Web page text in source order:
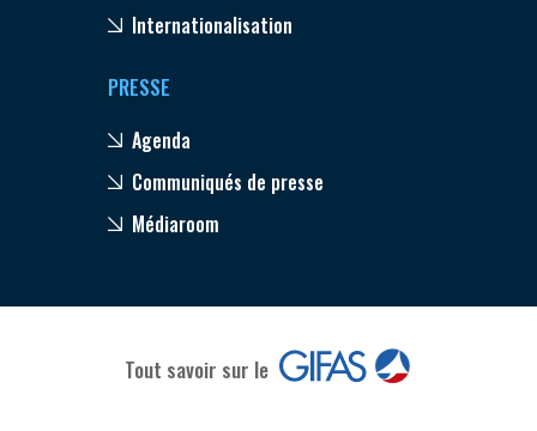
Internationalisation
PRESSE
Agenda
Communiqués de presse
Médiaroom
Tout savoir sur le